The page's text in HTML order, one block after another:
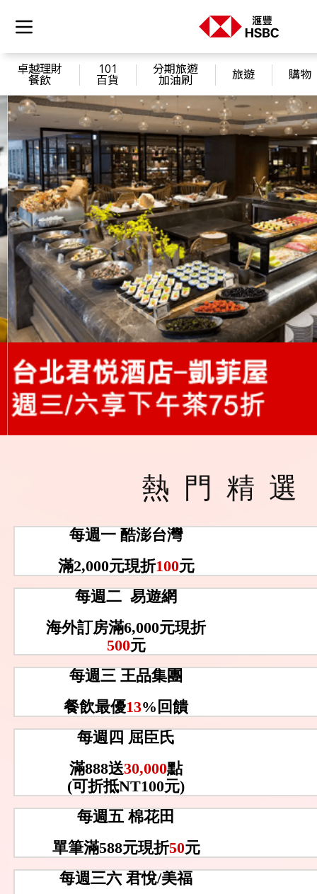
熱門精選
每週一 酷澎台灣
滿2,000元現折100元
每週二 易遊網
海外訂房滿6,000元現折
500元
每週三 王品集團
餐飲最優13%回饋
每週四 屈臣氏
滿888送30,000點
(可折抵NT100元)
每週五 棉花田
單筆滿588元現折50元
每週三六 君悅/美福
卓越理財
餐飲
101
百貨
分期旅遊
加油刷 旅遊 購物